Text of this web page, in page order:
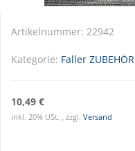
Artikelnummer: 22942
Kategorie: Faller ZUBEHÖR
10,49 €
inkl. 20% USt. , zzgl. Versand